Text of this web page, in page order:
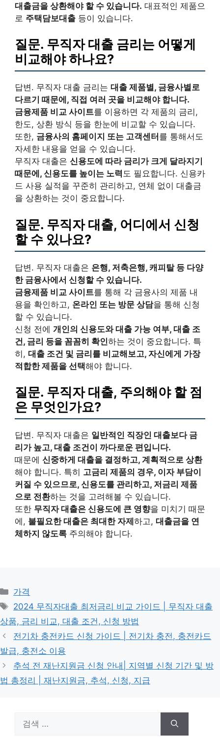
대출금을 상환해야 할 수 있습니다. 대표적인 제품으
로 주택담보대출 등이 있습니다.
질문. 무직자 대출 금리는 어떻게
비교해야 하나요?
답변. 무직자 대출 금리는 대출 제품별, 금융사별로
다르기 때문에, 직접 여러 곳을 비교해야 합니다.
금융제품 비교 사이트를 이용하면 각 제품의 금리,
한도, 상환 방식 등을 한눈에 비교할 수 있습니다.
또한, 금융사의 홈페이지 또는 고객센터 를 통해서도
자세한 내용을 얻을 수 있습니다.
무직자 대출은 신용도에 따라 금리가 크게 달라지기
때문에, 신용도를 높이는 노력도 필요합니다. 신용카
드 사용 실적을 꾸준히 관리하고, 연체 없이 대출금
을 상환하는 것이 중요합니다.
질문. 무직자 대출, 어디에서 신청
할 수 있나요?
답변. 무직자 대출은 은행, 저축은행, 캐피탈 등 다양
한 금융사에서 신청할 수 있습니다.
금융제품 비교 사이트를 통해 각 금융사의 제품 내
용을 확인하고, 온라인 또는 방문 상담을 통해 신청
할 수 있습니다.
신청 전에 개인의 신용도와 대출 가능 여부, 대출 조
건, 금리 등을 꼼꼼히 확인하는 것이 중요합니다. 특
히, 대출 조건 및 금리를 비교해보고, 자신에게 가장
적합한 제품을 선택해야 합니다.
질문. 무직자 대출, 주의해야 할 점
은 무엇인가요?
답변. 무직자 대출은 일반적인 직장인 대출보다 금
리가 높고, 대출 조건이 까다로운 편입니다.
때문에 신중하게 대출을 결정하고, 계획적으로 상환
해야 합니다. 특히 고금리 제품의 경우, 이자 부담이
커질 수 있으므로, 신용도를 관리하고, 저금리 제품
으로 전환하는 것을 고려해볼 수 있습니다.
또한 무직자 대출은 신용도에 큰 영향을 미치기 때문
에, 불필요한 대출은 최대한 자제 하고, 대출금을 연
체하지 않도록 주의해야 합니다.
카
테
리
가격
태
그
2024 무직자대출 최저금리 비교 가이드 | 무직자 대출
상품, 금리 비교, 대출 조건, 신청 방법
전기차 충전카드 신청 가이드 | 전기차 충전, 충전카드
발급, 충전소 이용
추석 전 재난지원금 신청 안내| 지역별 신청 기간 및 방
법 총정리 | 재난지원금, 추석, 신청, 지급
색: